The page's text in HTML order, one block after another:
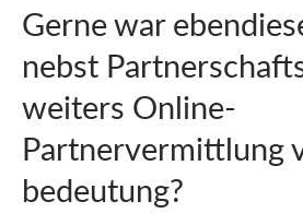
Gerne war
nebst
weiters Online-
Partnervermittlung
bedeutung?